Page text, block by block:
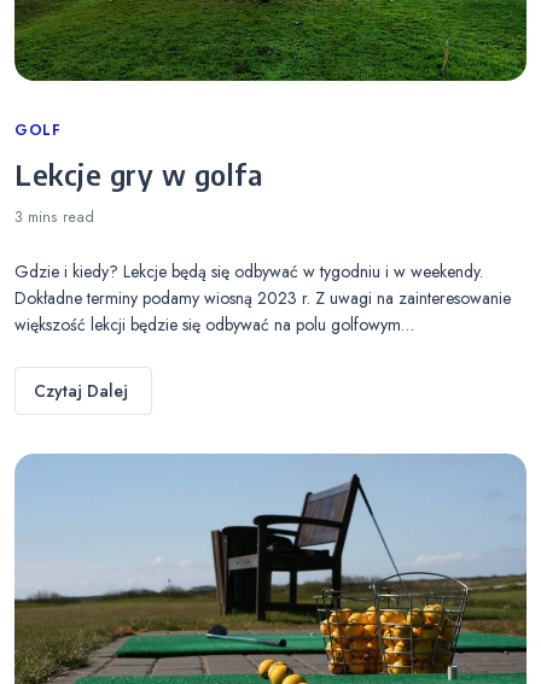
Categories
GOLF
Lekcje gry w golfa
3 mins read
Gdzie i kiedy? Lekcje będą się odbywać w tygodniu i w weekendy.
Dokładne terminy podamy wiosną 2023 r. Z uwagi na zainteresowanie
większość lekcji będzie się odbywać na polu golfowym…
Czytaj Dalej